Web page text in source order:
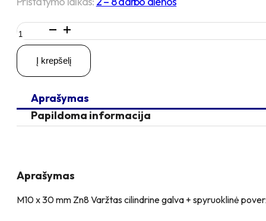
produkto
kiekis:
M10
30
Varžtas
cilindrine
galva
+
poveržlė
Į krepšelį
Aprašymas
Papildoma informacija
Aprašymas
M10 x 30 mm Zn8 Varžtas cilindrine galva + spyruoklinė